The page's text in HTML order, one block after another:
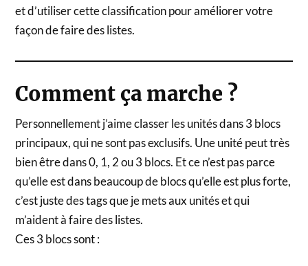
et d’utiliser cette classification pour améliorer votre
façon de faire des listes.
Comment ça marche ?
Personnellement j’aime classer les unités dans 3 blocs
principaux, qui ne sont pas exclusifs. Une unité peut très
bien être dans 0, 1, 2 ou 3 blocs. Et ce n’est pas parce
qu’elle est dans beaucoup de blocs qu’elle est plus forte,
c’est juste des tags que je mets aux unités et qui
m’aident à faire des listes.
Ces 3 blocs sont :